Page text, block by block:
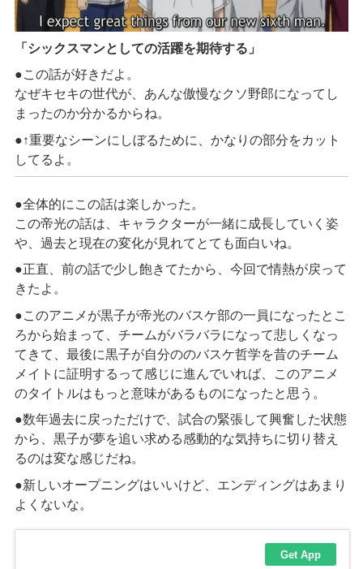
「シックスマンとしての活躍を期待する」
●この話が好きだよ。
なぜキセキの世代が、あんな傲慢なクソ野郎になってし
まったのか分かるからね。
●↑重要なシーンにしぼるために、かなりの部分をカット
してるよ。
●全体的にこの話は楽しかった。
この帝光の話は、キャラクターが一緒に成長していく姿
や、過去と現在の変化が見れてとても面白いね。
●正直、前の話で少し飽きてたから、今回で情熱が戻って
きたよ。
●このアニメが黒子が帝光のバスケ部の一員になったとこ
ろから始まって、チームがバラバラになって悲しくなっ
てきて、最後に黒子が自分ののバスケ哲学を昔のチーム
メイトに証明するって感じに進んでいれば、このアニメ
のタイトルはもっと意味があるものになったと思う。
●数年過去に戻っただけで、試合の緊張して興奮した状態
から、黒子が夢を追い求める感動的な気持ちに切り替え
るのは変な感じだね。
●新しいオープニングはいいけど、エンディングはあまり
よくないな。